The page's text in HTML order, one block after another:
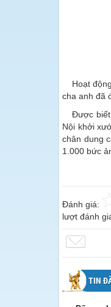
Hoạt
cha anh đã
Được biết
Nội khởi
chân dung
1.000 bức
Đánh giá:
lượt đánh
TIN